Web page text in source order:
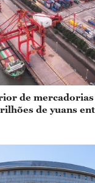
de mercadorias
de yuans